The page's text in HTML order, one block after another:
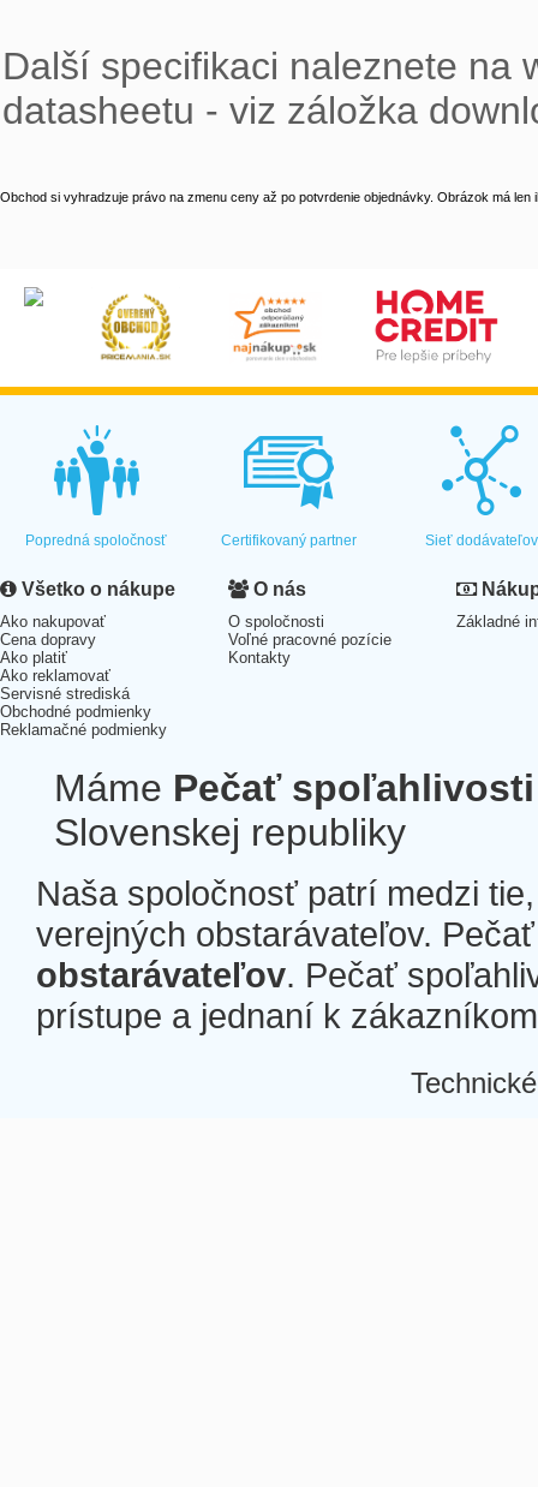
Další specifikaci naleznete na
datasheetu - viz záložka
Obchod si vyhradzuje právo na zmenu ceny až po potvrdenie objednávky. Obrázok má len
Popredná spoločnosť Certifikovaný partner Sieť dodávateľov
Všetko o nákupe
Ako nakupovať
Cena dopravy
Ako platiť
Ako reklamovať
Servisné strediská
Obchodné podmienky
Reklamačné podmienky
O nás
O spoločnosti
Voľné pracovné pozície
Kontakty
Základné
Máme Pečať spoľahlivosti
Slovenskej republiky
Naša spoločnosť patrí medzi
verejných obstarávateľov.
obstarávateľov. Pečať
prístupe a jednaní k